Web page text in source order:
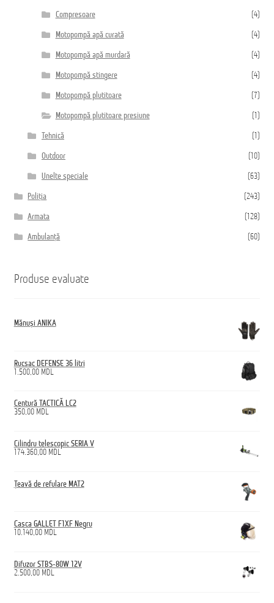
Compresoare (4)
Motopompă apă curată (4)
Motopompă apă murdară (4)
Motopompă stingere (4)
Motopompă plutitoare (7)
Motopompă plutitoare presiune (1)
Tehnică (1)
Outdoor (10)
Unelte speciale (63)
Poliția (243)
Armata (128)
Ambulanță (60)
Produse evaluate
Mănuși ANIKA
Rucsac DEFENSE 36 litri
1.500,00 MDL
Centură TACTICĂ LC2
350,00 MDL
Cilindru telescopic SERIA V
174.360,00 MDL
Țeavă de refulare MAT2
Casca GALLET F1XF Negru
10.140,00 MDL
Difuzor STBS-80W 12V
2.500,00 MDL